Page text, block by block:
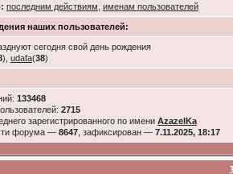
последним действиям именам пользователей
наших пользователей:
сегодня свой день рождения
), udafa(38)
133468
2715
зарегистрированного по имени AzazelKa
форума — 8647, зафиксирован — 7.11.2025, 18:17